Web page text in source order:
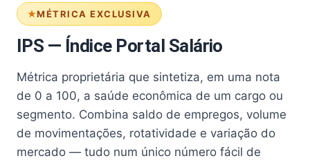
MÉTRICA EXCLUSIVA
IPS — Índice Portal Salário
Métrica proprietária que sintetiza, em uma nota
de 0 a 100, a saúde econômica de um cargo ou
segmento. Combina saldo de empregos, volume
de movimentações, rotatividade e variação do
mercado — tudo num único número fácil de